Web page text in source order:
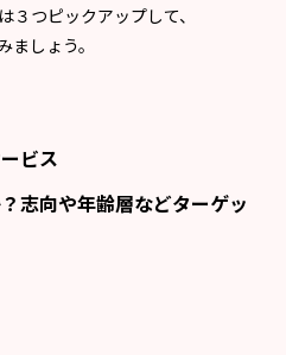
３つピックアップして、
しょう。
ビス
志向や年齢層などターゲッ